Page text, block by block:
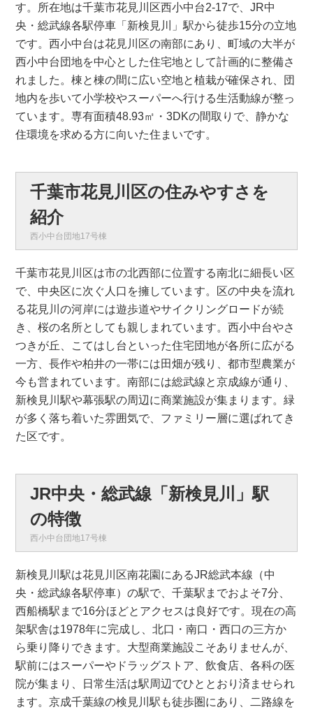
す。所在地は千葉市花見川区西小中台2-17で、JR中
央・総武線各駅停車「新検見川」駅から徒歩15分の立地
です。西小中台は花見川区の南部にあり、町域の大半が
西小中台団地を中心とした住宅地として計画的に整備さ
れました。棟と棟の間に広い空地と植栽が確保され、団
地内を歩いて小学校やスーパーへ行ける生活動線が整っ
ています。専有面積48.93㎡・3DKの間取りで、静かな
住環境を求める方に向いた住まいです。
千葉市花見川区の住みやすさを
紹介
西小中台団地17号棟
千葉市花見川区は市の北西部に位置する南北に細長い区
で、中央区に次ぐ人口を擁しています。区の中央を流れ
る花見川の河岸には遊歩道やサイクリングロードが続
き、桜の名所としても親しまれています。西小中台やさ
つきが丘、こてはし台といった住宅団地が各所に広がる
一方、長作や柏井の一帯には田畑が残り、都市型農業が
今も営まれています。南部には総武線と京成線が通り、
新検見川駅や幕張駅の周辺に商業施設が集まります。緑
が多く落ち着いた雰囲気で、ファミリー層に選ばれてき
た区です。
JR中央・総武線「新検見川」駅
の特徴
西小中台団地17号棟
新検見川駅は花見川区南花園にあるJR総武本線（中
央・総武線各駅停車）の駅で、千葉駅までおよそ7分、
西船橋駅まで16分ほどとアクセスは良好です。現在の高
架駅舎は1978年に完成し、北口・南口・西口の三方か
ら乗り降りできます。大型商業施設こそありませんが、
駅前にはスーパーやドラッグストア、飲食店、各科の医
院が集まり、日常生活は駅周辺でひととおり済ませられ
ます。京成千葉線の検見川駅も徒歩圏にあり、二路線を